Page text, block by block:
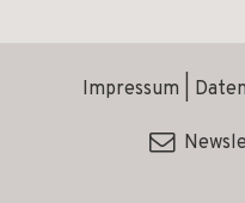
Impressum